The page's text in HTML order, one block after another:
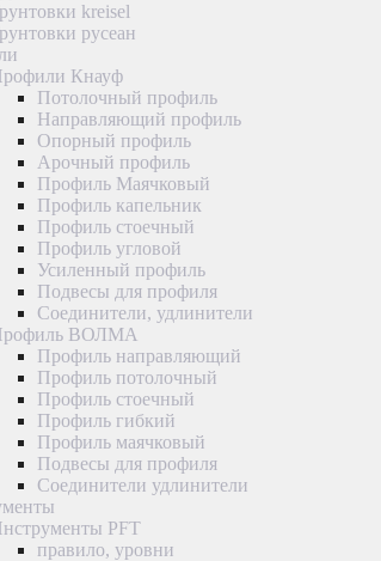
kreisel
русеан
Кнауф
Потолочный профиль
Направляющий профиль
Опорный профиль
Арочный профиль
Профиль Маячковый
Профиль капельник
Профиль стоечный
Профиль угловой
Усиленный профиль
Подвесы для профиля
Соединители, удлинители
ВОЛМА
Профиль направляющий
Профиль потолочный
Профиль стоечный
Профиль гибкий
Профиль маячковый
Подвесы для профиля
Соединители удлинители
PFT
правило, уровни